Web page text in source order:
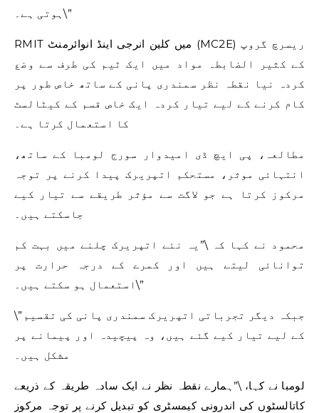
ہوتی ہے۔\”
RMIT میں کلین انرجی اینڈ انوائرمنٹ (MC2E) ریسرچ گروپ
کے کثیر الضابطہ مواد میں ایک ٹیم کی طرف سے وضع
کردہ نیا نقطہ نظر سمندری پانی کے ساتھ خاص طور پر
کام کرنے کے لیے تیار کردہ ایک خاص قسم کے کیٹالسٹ
کا استعمال کرتا ہے۔
مطالعہ، پی ایچ ڈی امیدوار سورج لومبا کے ساتھ،
انتہائی موثر، مستحکم اتپریرک پیدا کرنے پر توجہ
مرکوز کرتا ہے جو لاگت سے مؤثر طریقے سے تیار کیے
جاسکتے ہیں۔
محمود نے کہا کہ \”یہ نئے اتپریرک چلنے میں بہت کم
توانائی لیتے ہیں اور کمرے کے درجہ حرارت پر
استعمال ہو سکتے ہیں۔\”
\”جبکہ دیگر تجرباتی اتپریرک سمندری پانی کی تقسیم
کے لیے تیار کیے گئے ہیں، وہ پیچیدہ اور پیمانے پر
مشکل ہیں۔
لومبا نے کہا، \”ہمارے نقطہ نظر نے ایک سادہ طریقہ کے ذریعے
کاتالسٹوں کی اندرونی کیمسٹری کو تبدیل کرنے پر توجہ مرکوز